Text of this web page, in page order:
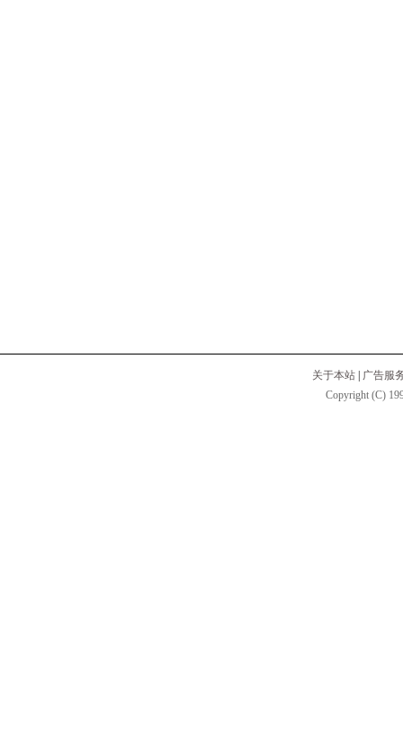
关于本站
广告服
Copyright (C)